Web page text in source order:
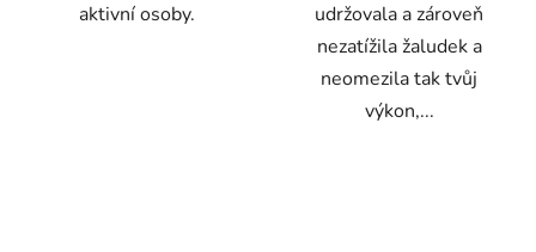
aktivní osoby.
udržovala a zároveň
nezatížila žaludek a
neomezila tak tvůj
výkon,...